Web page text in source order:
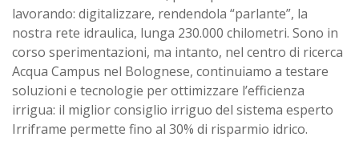
lavorando: digitalizzare, rendendola “parlante”, la
nostra rete idraulica, lunga 230.000 chilometri. Sono in
corso sperimentazioni, ma intanto, nel centro di ricerca
Acqua Campus nel Bolognese, continuiamo a testare
soluzioni e tecnologie per ottimizzare l’efficienza
irrigua: il miglior consiglio irriguo del sistema esperto
Irriframe permette fino al 30% di risparmio idrico.